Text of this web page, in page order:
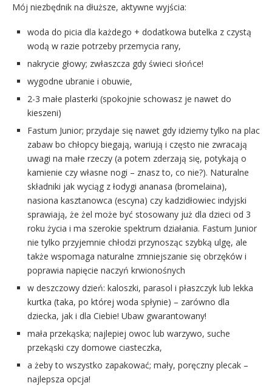
Mój niezbędnik na dłuższe, aktywne wyjścia:
woda do picia dla każdego + dodatkowa butelka z czystą
wodą w razie potrzeby przemycia rany,
nakrycie głowy; zwłaszcza gdy świeci słońce!
wygodne ubranie i obuwie,
2-3 małe plasterki (spokojnie schowasz je nawet do
kieszeni)
Fastum Junior; przydaje się nawet gdy idziemy tylko na plac
zabaw bo chłopcy biegają, wariują i często nie zwracają
uwagi na małe rzeczy (a potem zderzają się, potykają o
kamienie czy własne nogi – znasz to, co nie?). Naturalne
składniki jak wyciąg z łodygi ananasa (bromelaina),
nasiona kasztanowca (escyna) czy kadzidłowiec indyjski
sprawiają, że żel może być stosowany już dla dzieci od 3
roku życia i ma szerokie spektrum działania. Fastum Junior
nie tylko przyjemnie chłodzi przynosząc szybką ulgę, ale
także wspomaga naturalne zmniejszanie się obrzęków i
poprawia napięcie naczyń krwionośnych
w deszczowy dzień: kaloszki, parasol i płaszczyk lub lekka
kurtka (taka, po której woda spłynie) – zarówno dla
dziecka, jak i dla Ciebie! Ubaw gwarantowany!
mała przekąska; najlepiej owoc lub warzywo, suche
przekąski czy domowe ciasteczka,
a żeby to wszystko zapakować; mały, poręczny plecak –
najlepsza opcja!